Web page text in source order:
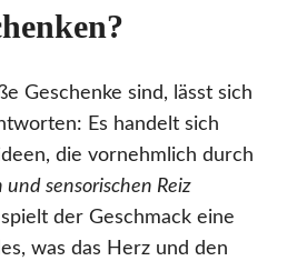
Geschenke sind, lässt sich
Es handelt sich
die vornehmlich durch
sensorischen Reiz
der Geschmack eine
was das Herz und den